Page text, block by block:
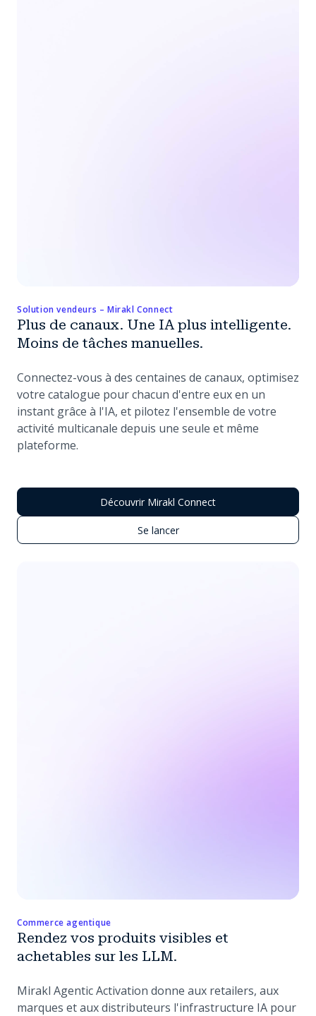
Solution vendeurs – Mirakl Connect
Plus de canaux. Une IA plus intelligente.
Moins de tâches manuelles.
Connectez-vous à des centaines de canaux, optimisez
votre catalogue pour chacun d'entre eux en un
instant grâce à l'IA, et pilotez l'ensemble de votre
activité multicanale depuis une seule et même
plateforme.
Découvrir Mirakl Connect
Se lancer
Commerce agentique
Rendez vos produits visibles et
achetables sur les LLM.
Mirakl Agentic Activation donne aux retailers, aux
marques et aux distributeurs l'infrastructure IA pour